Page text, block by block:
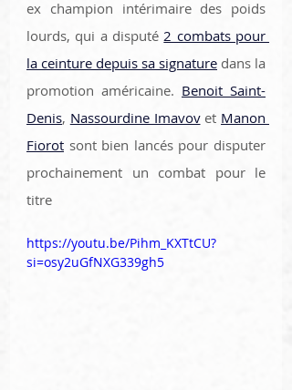
ex champion intérimaire des poids
lourds, qui a disputé 2 combats pour
la ceinture depuis sa signature dans la
promotion américaine. Benoit Saint-
Denis, Nassourdine Imavov et Manon
Fiorot sont bien lancés pour disputer
prochainement un combat pour le
titre
https://youtu.be/Pihm_KXTtCU?
si=osy2uGfNXG339gh5